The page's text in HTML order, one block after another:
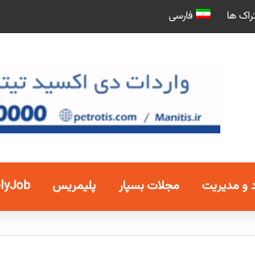
ها فارسی
و مدیریت مجلات بسپار پلیمریس